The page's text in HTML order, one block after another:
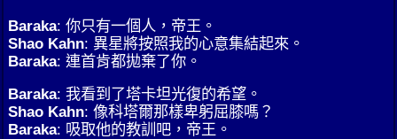
Baraka: 你只有一個人，帝王。
Shao Kahn: 異星將按照我的心意集結起來。
Baraka: 連首肯都拋棄了你。
Baraka: 我看到了塔卡坦光復的希望。
Shao Kahn: 像科塔爾那樣卑躬屈膝嗎？
Baraka: 吸取他的教訓吧，帝王。